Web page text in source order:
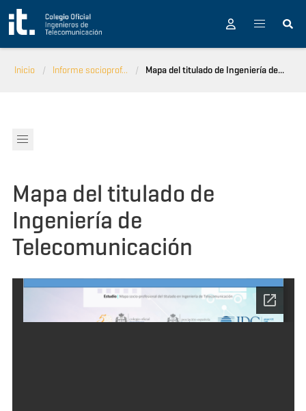
Pasar al contenido principal
Inicio Informe socioprof... Mapa del titulado de Ingeniería de...
Mapa del titulado de
Ingeniería de
Telecomunicación